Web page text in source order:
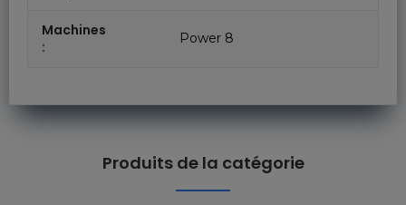
Machines
:
Power 8
Produits de la catégorie